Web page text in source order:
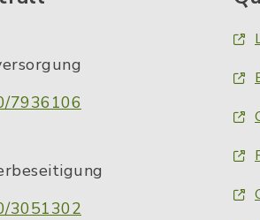
7936106
3051302